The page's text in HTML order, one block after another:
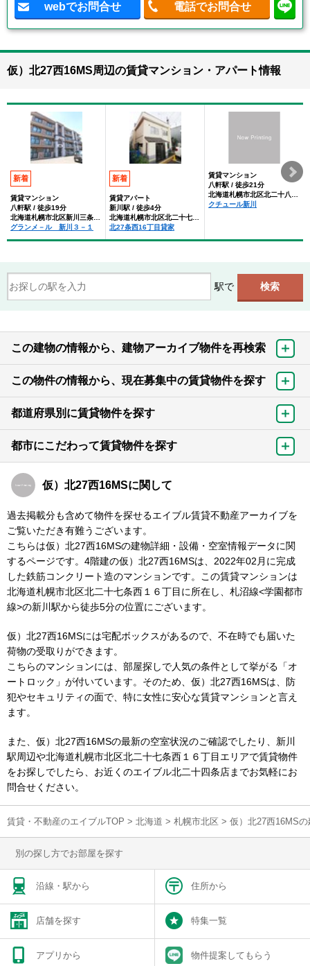
webでお問合せ 電話でお問合せ
仮）北27西16MS周辺の賃貸マンション・アパート情報
新着
賃貸マンション
八軒駅 / 徒歩19分
北海道札幌市北区新川三条１丁目
グランメ－ル 新川３－１
新着
賃貸アパート
新川駅 / 徒歩4分
北海道札幌市北区北二十七条西１６丁目
北27条西16丁目貸家
賃貸マンション
八軒駅 / 徒歩21分
北海道札幌市北区北二十八条西１５丁目
クチュール新川
駅で
この建物の情報から、建物アーカイブ物件を再検索
この物件の情報から、現在募集中の賃貸物件を探す
都道府県別に賃貸物件を探す
都市にこだわって賃貸物件を探す
仮）北27西16MSに関して
過去掲載分も含めて物件を探せるエイブル賃貸不動産アーカイブを
ご覧いただき有難うございます。
こちらは仮）北27西16MSの建物詳細・設備・空室情報データに関
するページです。4階建の仮）北27西16MSは、2022年02月に完成
した鉄筋コンクリート造のマンションです。この賃貸マンションは
北海道札幌市北区北二十七条西１６丁目に所在し、札沼線<学園都市
線>の新川駅から徒歩5分の位置にございます。
仮）北27西16MSには宅配ボックスがあるので、不在時でも届いた
荷物の受取りができます。
こちらのマンションには、部屋探しで人気の条件として挙がる「オ
ートロック」が付いています。そのため、仮）北27西16MSは、防
犯やセキュリティの面で、特に女性に安心な賃貸マンションと言え
ます。
また、仮）北27西16MSの最新の空室状況のご確認でしたり、新川
駅周辺や北海道札幌市北区北二十七条西１６丁目エリアで賃貸物件
をお探しでしたら、お近くのエイブル北二十四条店までお気軽にお
問合せください。
賃貸・不動産のエイブルTOP > 北海道 > 札幌市北区 > 仮）北27西16MS
別の探し方でお部屋を探す
沿線・駅から 住所から
店舗を探す 特集一覧
アプリから 物件提案してもらう